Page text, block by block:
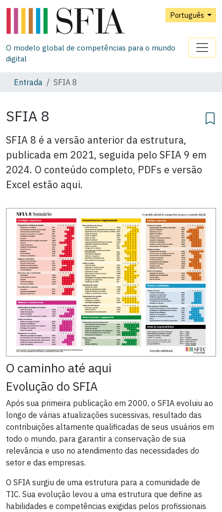
Português
O modelo global de competências para o mundo
digital
Entrada SFIA 8
SFIA 8
SFIA 8 é a versão anterior da estrutura,
publicada em 2021, seguida pelo SFIA 9 em
2024. O conteúdo completo, PDFs e versão
Excel estão aqui.
O caminho até aqui
Evolução do SFIA
Após sua primeira publicação em 2000, o SFIA evoluiu ao
longo de várias atualizações sucessivas, resultado das
contribuições altamente qualificadas de seus usuários em
todo o mundo, para garantir a conservação de sua
relevância e uso no atendimento das necessidades do
setor e das empresas.
O SFIA surgiu de uma estrutura para a comunidade de
TIC. Sua evolução levou a uma estrutura que define as
habilidades e competências exigidas pelos profissionais